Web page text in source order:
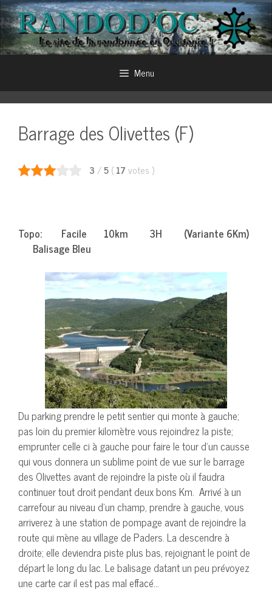
Aller
au
contenu
Menu
Barrage des Olivettes (F)
3 /5 ( 17 votes )
Topo: Facile 10km 3H (Variante 6Km)
Balisage Bleu
Du parking prendre le petit sentier qui monte à gauche;
pas loin du premier kilomètre vous rejoindrez la piste;
emprunter celle ci à gauche pour faire le tour d’un causse
qui vous donnera un sublime point de vue sur le barrage
des Olivettes avant de rejoindre la piste où il faudra
continuer tout droit pendant deux bons Km. Arrivé à un
carrefour au niveau d’un champ, prendre à gauche, vous
arriverez à une station de pompage avant de rejoindre la
route qui mène au village de Paders. La descendre à
droite; elle deviendra piste plus bas, rejoignant le point de
départ le long du lac. Le balisage datant un peu prévoyez
une carte car il est pas mal effacé…